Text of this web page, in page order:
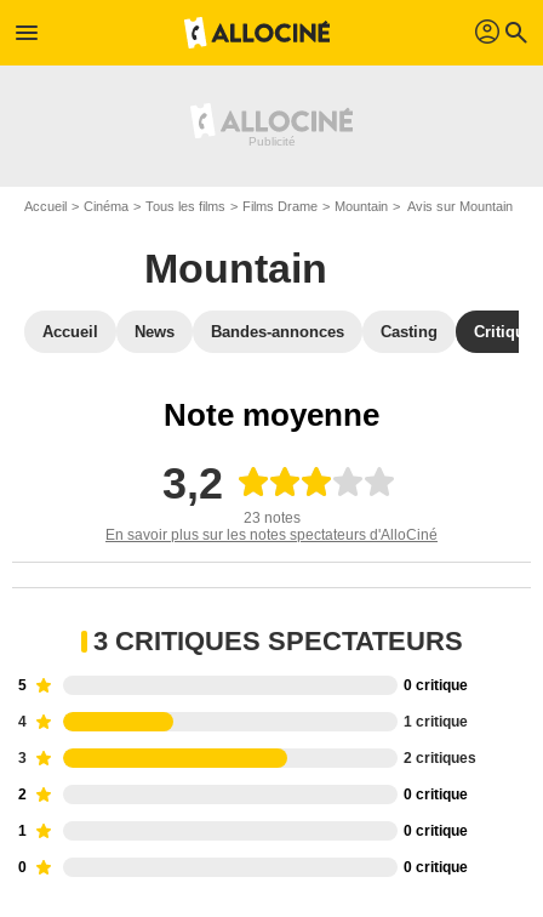
menu profil search
Accueil Cinéma Tous les films Films Drame Mountain Avis sur Mountain
Mountain
Accueil News Bandes-annonces Casting
Note moyenne
3,2
23 notes
En savoir plus sur les notes spectateurs d'AlloCiné
3 CRITIQUES SPECTATEURS
5 0 critique
4 1 critique
3 2 critiques
2 0 critique
1 0 critique
0 0 critique